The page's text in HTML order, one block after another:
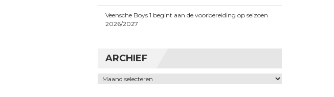
Veensche Boys 1 begint aan de voorbereiding op seizoen
2026/2027
ARCHIEF
Archief